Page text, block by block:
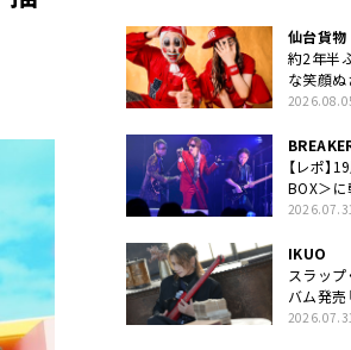
仙台貨物
約2年半
な笑顔ぬ
【レポ】
BOX＞に
IKUO
スラッ
バム発売
クトに」